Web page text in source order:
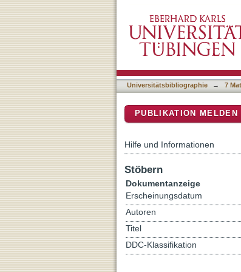
A genome
Universitätsbibliographie → 7
PUBLIKATION MELDEN
Hilfe und Informationen
Stöbern
Dokumentanzeige
Erscheinungsdatum
Autoren
Titel
DDC-Klassifikation